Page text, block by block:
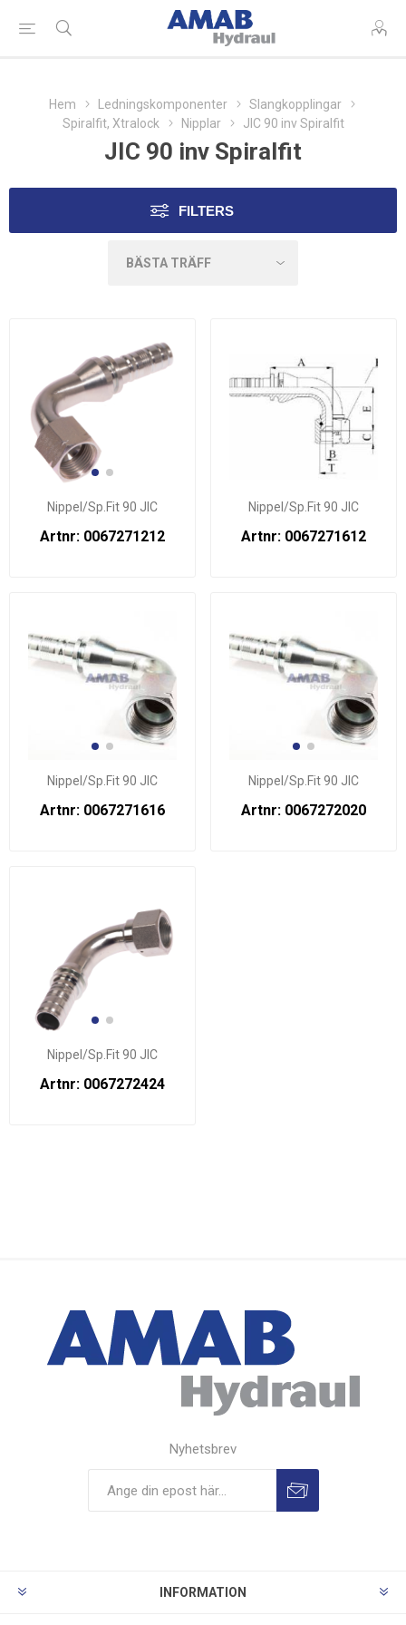
Hem Ledningskomponenter
Slangkopplingar
Spiralfit, Xtralock
Nipplar JIC 90 inv Spiralfit
JIC 90 inv Spiralfit
FILTERS
Nippel/Sp.Fit 90 JIC
Artnr: 0067271212
Nippel/Sp.Fit 90 JIC
Artnr: 0067271612
Nippel/Sp.Fit 90 JIC
Artnr: 0067271616
Nippel/Sp.Fit 90 JIC
Artnr: 0067272020
Nippel/Sp.Fit 90 JIC
Artnr: 0067272424
Nyhetsbrev
INFORMATION